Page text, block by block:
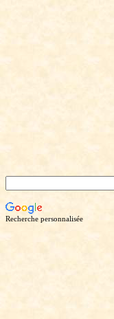
Recherche personnalisée